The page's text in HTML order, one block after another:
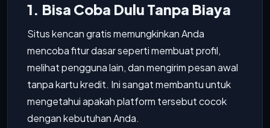
1. Bisa Coba Dulu Tanpa Biaya
Situs kencan gratis memungkinkan Anda
mencoba fitur dasar seperti membuat profil,
melihat pengguna lain, dan mengirim pesan awal
tanpa kartu kredit. Ini sangat membantu untuk
mengetahui apakah platform tersebut cocok
dengan kebutuhan Anda.